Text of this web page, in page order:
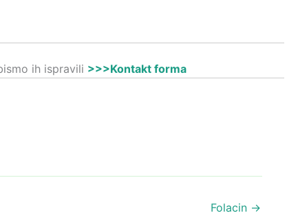
ih ispravili >>>Kontakt forma
Folacin →